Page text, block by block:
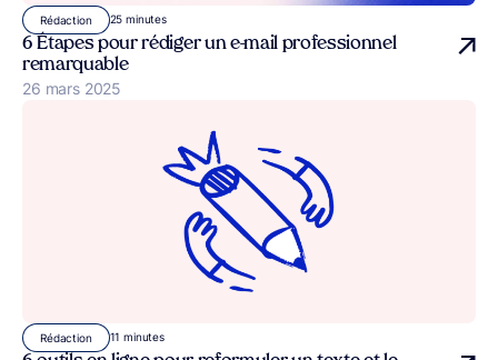
Rédaction 25 minutes
6 Étapes pour rédiger un e-mail professionnel
remarquable
Publié le
26 mars 2025
Rédaction 11 minutes